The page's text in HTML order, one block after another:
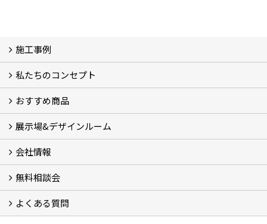
施工事例
施工事例
お客様の声 (46)
私たちのコンセプト
コンセプト
完成までの流れ
お庭のメンテナンスについて
おすすめ商品
オリジナル帆布のサイクルポート
NEW スマートサイクルポート
おしゃれな物置 (8)
門扉 (6)
ウッドフェンス (16)
アイアンの商品 (6)
ガーデニング雑貨 (3)
ガーデン書&ガーデンアート
こだわりのオリジナル商品 一覧
おすすめの植物 (29)
箱庭ガーデン
ポット苗
展示場&デザインルーム
展示場&デザインルーム
会社情報
会社概要
スタッフ紹介 (11)
ブログ
コラム
アクセス
求人募集
無料相談会
無料相談会
よくある質問